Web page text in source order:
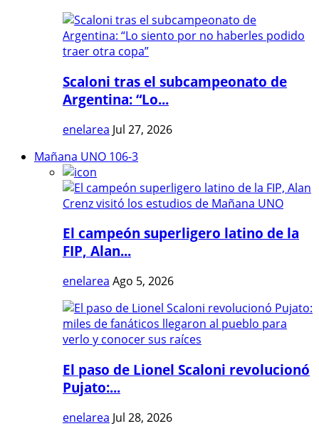
Scaloni tras el subcampeonato de
Argentina: “Lo...
enelarea Jul 27, 2026
Mañana UNO 106-3
El campeón superligero latino de la
FIP, Alan...
enelarea Ago 5, 2026
El paso de Lionel Scaloni revolucionó
Pujato:...
enelarea Jul 28, 2026